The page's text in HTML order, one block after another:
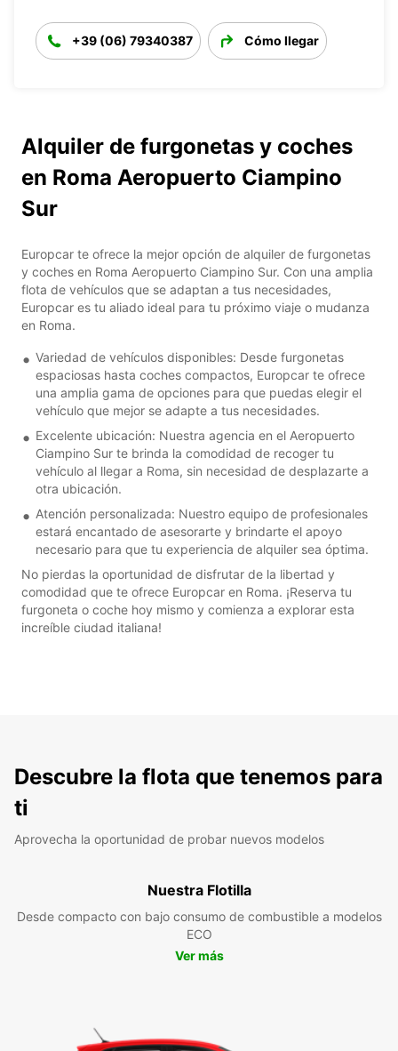
+39 (06) 79340387 Cómo llegar
Alquiler de furgonetas y coches
en Roma Aeropuerto Ciampino
Sur
Europcar te ofrece la mejor opción de alquiler de furgonetas
y coches en Roma Aeropuerto Ciampino Sur. Con una amplia
flota de vehículos que se adaptan a tus necesidades,
Europcar es tu aliado ideal para tu próximo viaje o mudanza
en Roma.
Variedad de vehículos disponibles: Desde furgonetas
espaciosas hasta coches compactos, Europcar te ofrece
una amplia gama de opciones para que puedas elegir el
vehículo que mejor se adapte a tus necesidades.
Excelente ubicación: Nuestra agencia en el Aeropuerto
Ciampino Sur te brinda la comodidad de recoger tu
vehículo al llegar a Roma, sin necesidad de desplazarte a
otra ubicación.
Atención personalizada: Nuestro equipo de profesionales
estará encantado de asesorarte y brindarte el apoyo
necesario para que tu experiencia de alquiler sea óptima.
No pierdas la oportunidad de disfrutar de la libertad y
comodidad que te ofrece Europcar en Roma. ¡Reserva tu
furgoneta o coche hoy mismo y comienza a explorar esta
increíble ciudad italiana!
Descubre la flota que tenemos para
ti
Aprovecha la oportunidad de probar nuevos modelos
Nuestra Flotilla
Desde compacto con bajo consumo de combustible a modelos
ECO
Ver más